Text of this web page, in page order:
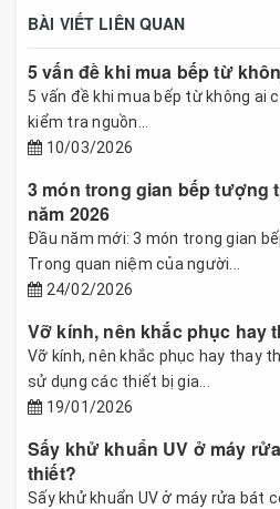
BÀI VIẾT LIÊN QUAN
5 vấn đề khi mua bếp từ
5 vấn đề khi mua bếp từ không ai
kiểm tra nguồn...
10/03/2026
3 món trong gian bếp tượng
năm 2026
Đầu năm mới: 3 món trong gian
Trong quan niệm của người...
24/02/2026
Vỡ kính, nên khắc phục hay
Vỡ kính, nên khắc phục hay thay
sử dụng các thiết bị gia...
19/01/2026
Sấy khử khuẩn UV ở máy
thiết?
Sấy khử khuẩn UV ở máy rửa bát